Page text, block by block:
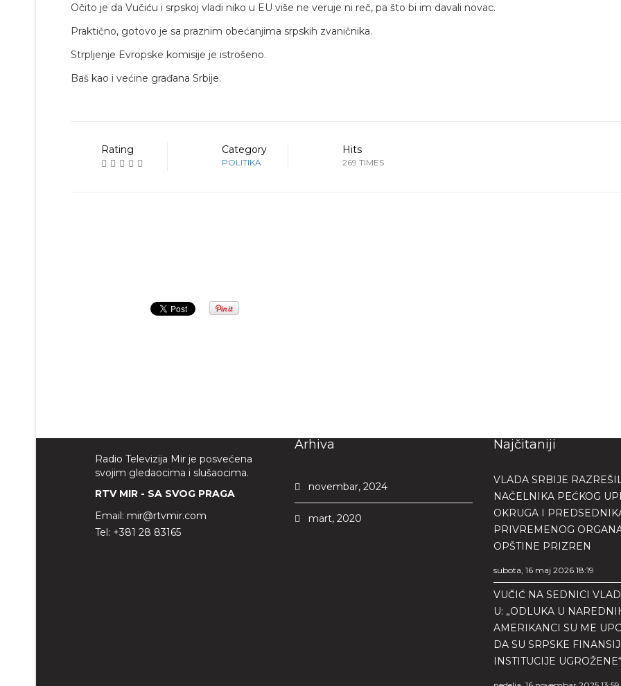
Očito je da Vučiću i srpskoj vladi niko u EU više ne veruje ni reč, pa što bi im davali novac.
Praktično, gotovo je sa praznim obećanjima srpskih zvaničnika.
Strpljenje Evropske komisije je istrošeno.
Baš kao i većine građana Srbije.
Rating Category
POLITIKA
Hits
269 TIMES
Radio Televizija Mir je posvećena
svojim gledaocima i slušaocima.
RTV MIR - SA SVOG PRAGA
Email: mir@rtvmir.com
Tel: +381 28 83165
Arhiva
novembar, 2024
mart, 2020
Najčitaniji
VLADA SRBIJE
NAČELNIKA PEĆKOG
OKRUGA I
PRIVREMENOG
OPŠTINE PRIZREN
subota, 16 maj 2026 18:19
VUČIĆ NA SEDNICI
U: „ODLUKA U
AMERIKANCI SU ME
DA SU SRPSKE
INSTITUCIJE UGROŽENE“